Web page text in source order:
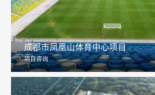
成都市凤凰山体育中心项目
项目咨询